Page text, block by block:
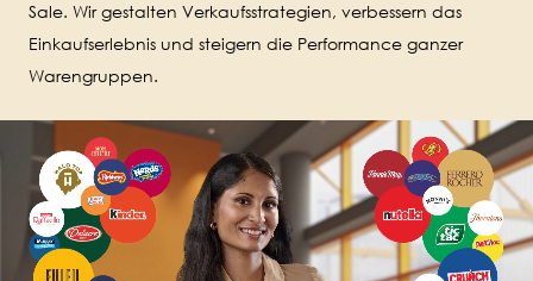
Sale. Wir gestalten Verkaufsstrategien, verbessern das
Einkaufserlebnis und steigern die Performance ganzer
Warengruppen.